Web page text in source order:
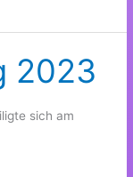
2023
sich am